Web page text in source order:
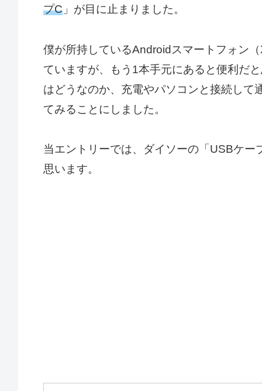
プC 」が目に止まりました。
僕が所持しているAndroidスマートフォン
ていますが、もう1本手元にあると便利だ
はどうなのか、充電やパソコンと接続して
てみることにしました。
当エントリーでは、ダイソーの「USBケ
思います。